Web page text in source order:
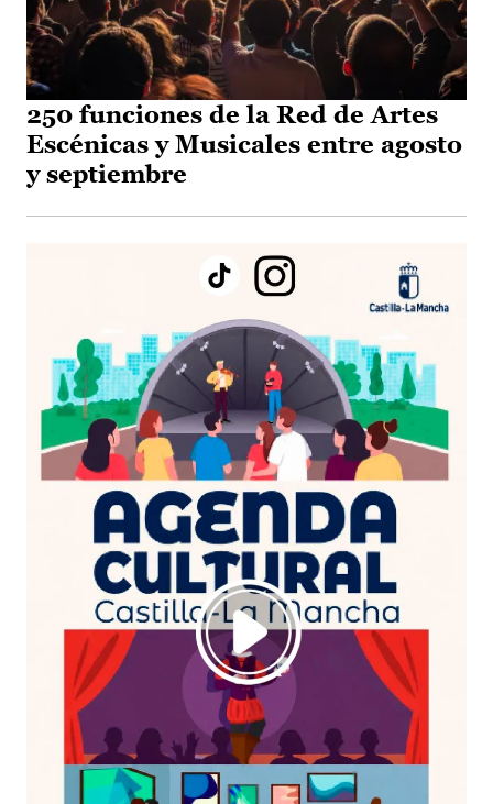
250 funciones de la Red de Artes
Escénicas y Musicales entre agosto
y septiembre